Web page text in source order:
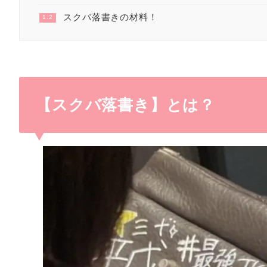
1.2 スクバ落書きの材料！
【スクバ落書き】とは？